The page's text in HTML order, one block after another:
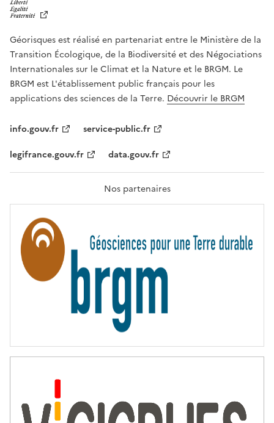
T
É
,
É
G
A
L
F
A
T
R
T
É
Géorisques est réalisé en partenariat entre le Ministère de la
Transition Écologique, de la Biodiversité et des Négociations
Internationales sur le Climat et la Nature et le BRGM. Le
BRGM est L'établissement public français pour les
applications des sciences de la Terre. Découvrir le BRGM
info.gouv.fr
service-public.fr
legifrance.gouv.fr
data.gouv.fr
Nos partenaires